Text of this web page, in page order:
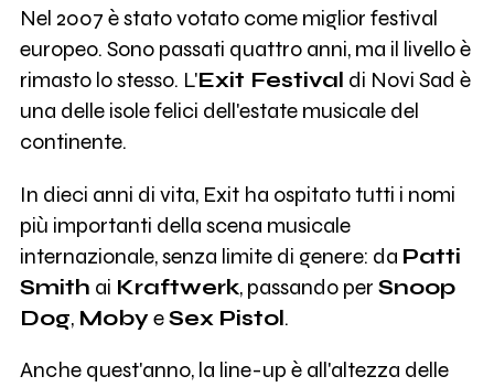
Nel 2007 è stato votato come miglior festival
europeo. Sono passati quattro anni, ma il livello è
rimasto lo stesso. L'Exit Festival di Novi Sad è
una delle isole felici dell'estate musicale del
continente.
In dieci anni di vita, Exit ha ospitato tutti i nomi
più importanti della scena musicale
internazionale, senza limite di genere: da Patti
Smith ai Kraftwerk, passando per Snoop
Dog, MobyeSex Pistol.
Anche quest'anno, la line-up è all'altezza delle